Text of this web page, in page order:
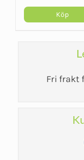
Köp
Fri frakt